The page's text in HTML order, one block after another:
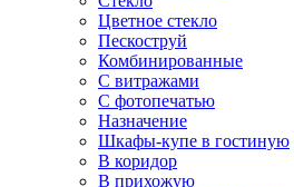
Цветное стекло
Пескоструй
Комбинированные
С витражами
С фотопечатью
Назначение
Шкафы-купе в гостиную
В коридор
В прихожую